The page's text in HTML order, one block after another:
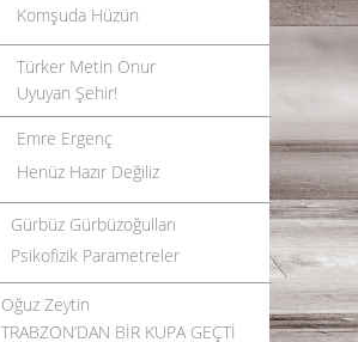
Komşuda Hüzün
Türker Metin Onur
Uyuyan Şehir!
Emre Ergenç
Henüz Hazır Değiliz
Gürbüz Gürbüzoğulları
Psikofizik Parametreler
Oğuz Zeytin
TRABZON’DAN BİR KUPA GEÇTİ